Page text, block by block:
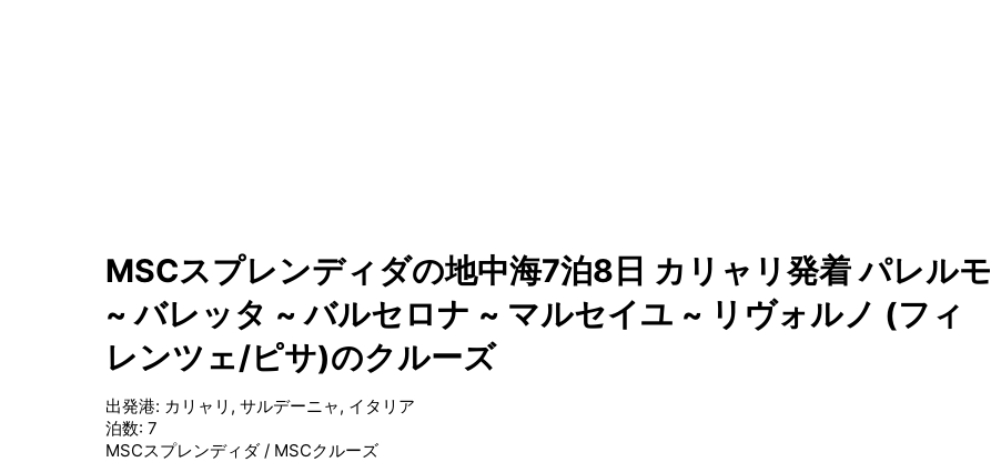
MSCスプレンディダの地中海7泊8日 カリャリ発着 パレルモ
~ バレッタ ~ バルセロナ ~ マルセイユ ~ リヴォルノ (フィ
レンツェ/ピサ)のクルーズ
出発港: カリャリ, サルデーニャ, イタリア
泊数: 7
MSCスプレンディダ/ MSCクルーズ